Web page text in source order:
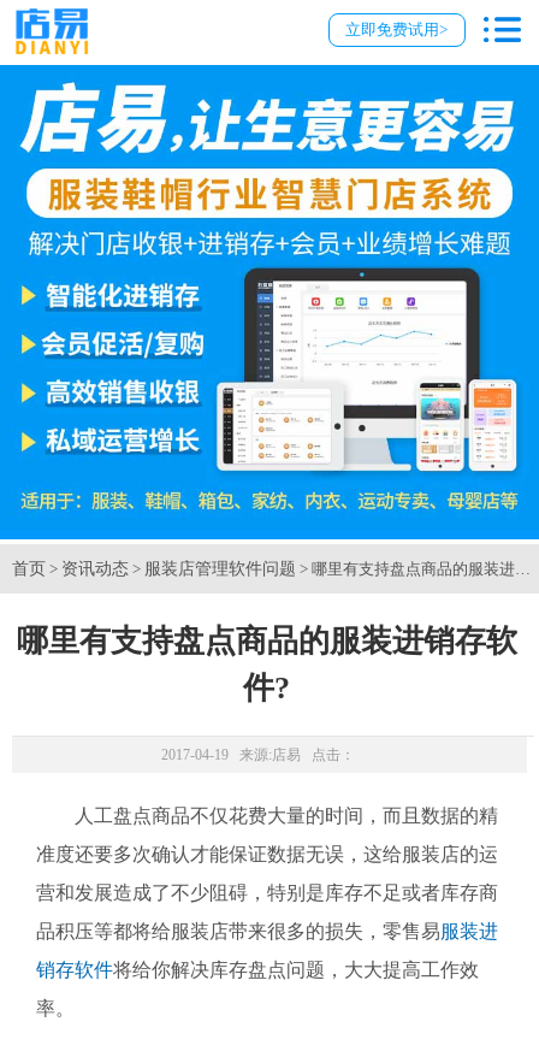
立即免费试用>
首页 > 资讯动态 > 服装店管理软件问题 > 哪里有支持盘点商品的服装进销
哪里有支持盘点商品的服装进销存软
件?
2017-04-19 来源:店易 点击：
人工盘点商品不仅花费大量的时间，而且数据的精
准度还要多次确认才能保证数据无误，这给服装店的运
营和发展造成了不少阻碍，特别是库存不足或者库存商
品积压等都将给服装店带来很多的损失，零售易服装进
销存软件将给你解决库存盘点问题，大大提高工作效
率。